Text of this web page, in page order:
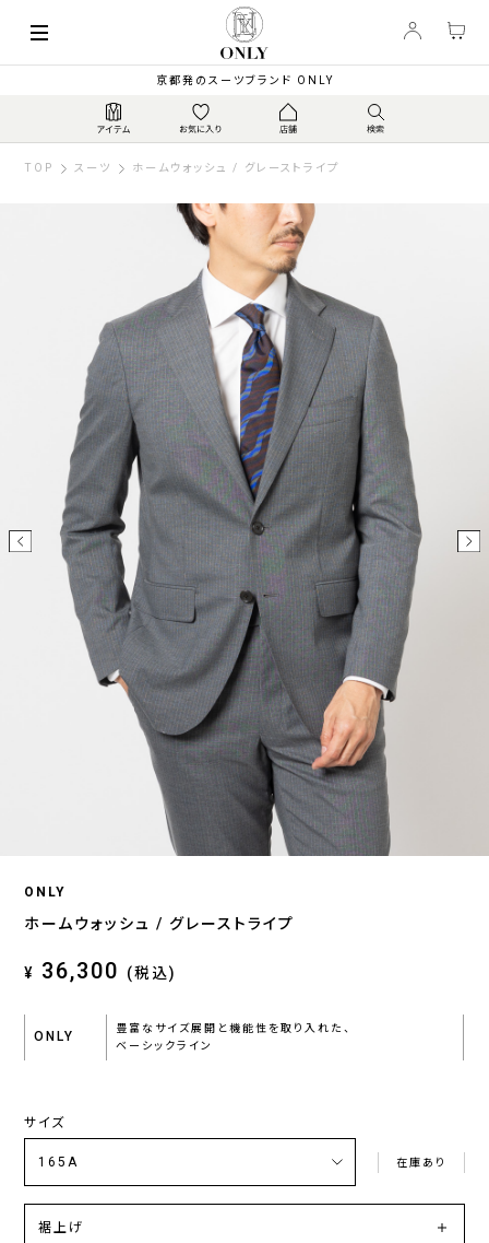
京都発のスーツブランド ONLY
TOP スーツ ホームウォッシュ / グレーストライプ
ONLY
ホームウォッシュ / グレーストライプ
¥ 36,300 (税込)
ONLY
豊富なサイズ展開と機能性を取り入れた、
ベーシックライン
サイズ
在庫あり
裾上げ